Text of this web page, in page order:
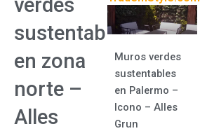
verdes
sustentables
en zona
norte –
Alles
Muros verdes
sustentables
en Palermo –
Icono – Alles
Grun